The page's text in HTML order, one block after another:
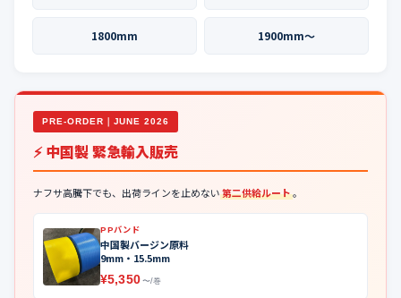
1800mm 1900mm〜
PRE-ORDER｜JUNE 2026
⚡ 中国製 緊急輸入販売
ナフサ高騰下でも、出荷ラインを止めない第二供給ルート。
PPバンド
中国製バージン原料
9mm・15.5mm
¥5,350 〜/巻